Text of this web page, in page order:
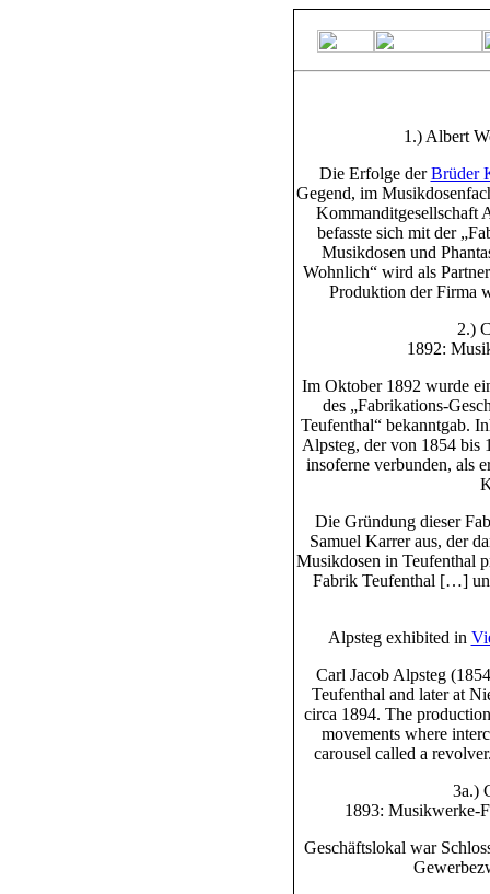
1.) Albert
Die Erfolge derBrüder
Gegend, im
Kommanditgesellschaft
befasste sich mit der
Musikdosen und
Wohnlich“ wird als
Produktion der Firma
2.)
1892:
Im Oktober 1892 wurde
des „Fabrikations-
Teufenthal“ bekanntgab.
Alpsteg, der von 1854 bis
insoferne verbunden, als
Die Gründung dieser
Samuel Karrer aus, der
Musikdosen in Teufenthal
Fabrik Teufenthal […]
Alpsteg exhibited in
Carl Jacob Alpsteg
Teufenthal and later at
circa 1894. The
movements where
carousel called a
3a.)
1893: Musikwerke-
Geschäftslokal war